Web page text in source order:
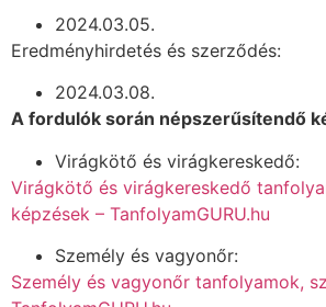
2024.03.05.
Eredményhirdetés és szerződés:
2024.03.08.
A fordulók során népszerűsítendő
Virágkötő és virágkereskedő:
Virágkötő és virágkereskedő
képzések – TanfolyamGURU.hu
Személy és vagyonőr:
Személy és vagyonőr tanfolyamok,